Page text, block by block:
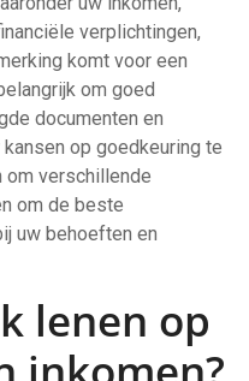
verplichtingen,
komt voor een
om goed
documenten en
op goedkeuring te
om verschillende
om de beste
uw behoeften en
lenen op